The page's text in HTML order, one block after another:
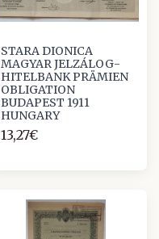
STARA DIONICA
MAGYAR JELZÁLOG-
HITELBANK PRÄMIEN
OBLIGATION
BUDAPEST 1911
HUNGARY
13,27€